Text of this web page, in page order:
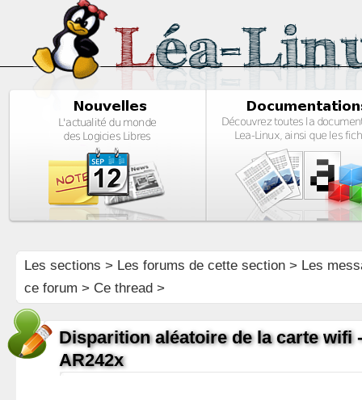
Les sections > Les forums de cette section> Les
ce forum > Ce thread >
Disparition aléatoire de la carte wifi
AR242x